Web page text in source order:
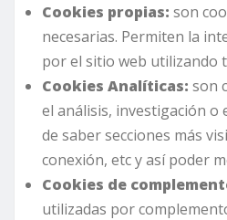
Cookies propias: son
necesarias. Permiten la
por el sitio web utilizando
Cookies Analíticas: son
el análisis, investigación o
de saber secciones más
conexión, etc y así poder
Cookies de
utilizadas por